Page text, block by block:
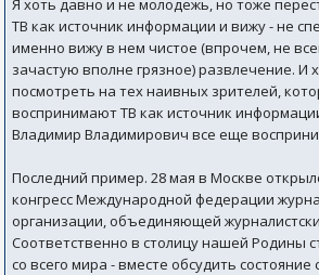
Я хоть давно и не молодежь, но тоже
ТВ как источник информации и вижу - не
именно вижу в нем чистое (впрочем, не
зачастую вполне грязное) развлечение. И
посмотреть на тех наивных зрителей,
воспринимают ТВ как источник
Владимир Владимирович все еще
Последний пример. 28 мая в Москве
конгресс Международной федерации
организации, объединяющей
Соответственно в столицу нашей Родины
со всего мира - вместе обсудить